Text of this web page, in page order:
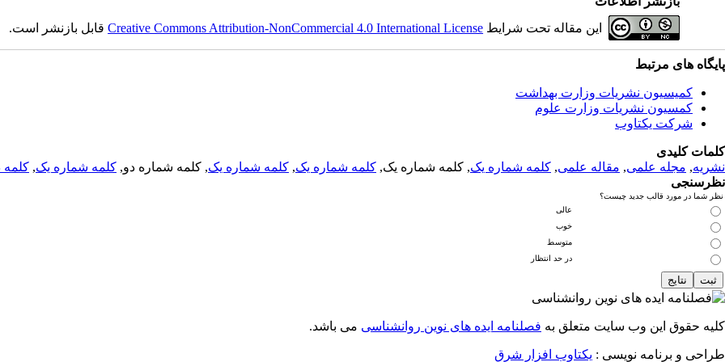
این مقاله تحت شرایط Creative Commons Attribution-NonCommercial 4.0 International Licenseقابل بازنشر است.
پایگاه های مرتبط
کمیسیون نشریات وزارت بهداشت
کمسیون نشریات وزارت علوم
شرکت یکتاوب
کلمات کلیدی
نشریه, مجله علمی, مقاله علمی, کلمه شماره یک, کلمه شماره یک, کلمه شماره یک, کلمه شماره یک, کلمه شماره دو, کلمه شماره یک, کلمه
نظرسنجی
نظر شما در مورد قالب جدید چیست؟
عالی
خوب
متوسط
در حد انتظار
کلیه حقوق این وب سایت متعلق به فصلنامه ایده های نوین روانشناسی می باشد.
طراحی و برنامه نویسی : یکتاوب افزار شرق